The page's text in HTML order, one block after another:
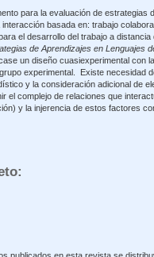
para la evaluación de
interacción basada en: trabajo
el desarrollo del trabajo a
de Aprendizajes en Lenguajes
un diseño cuasiexperimental con
experimental. Existe necesidad
y la consideración adicional de
el complejo de relaciones que
y la injerencia de estos factores